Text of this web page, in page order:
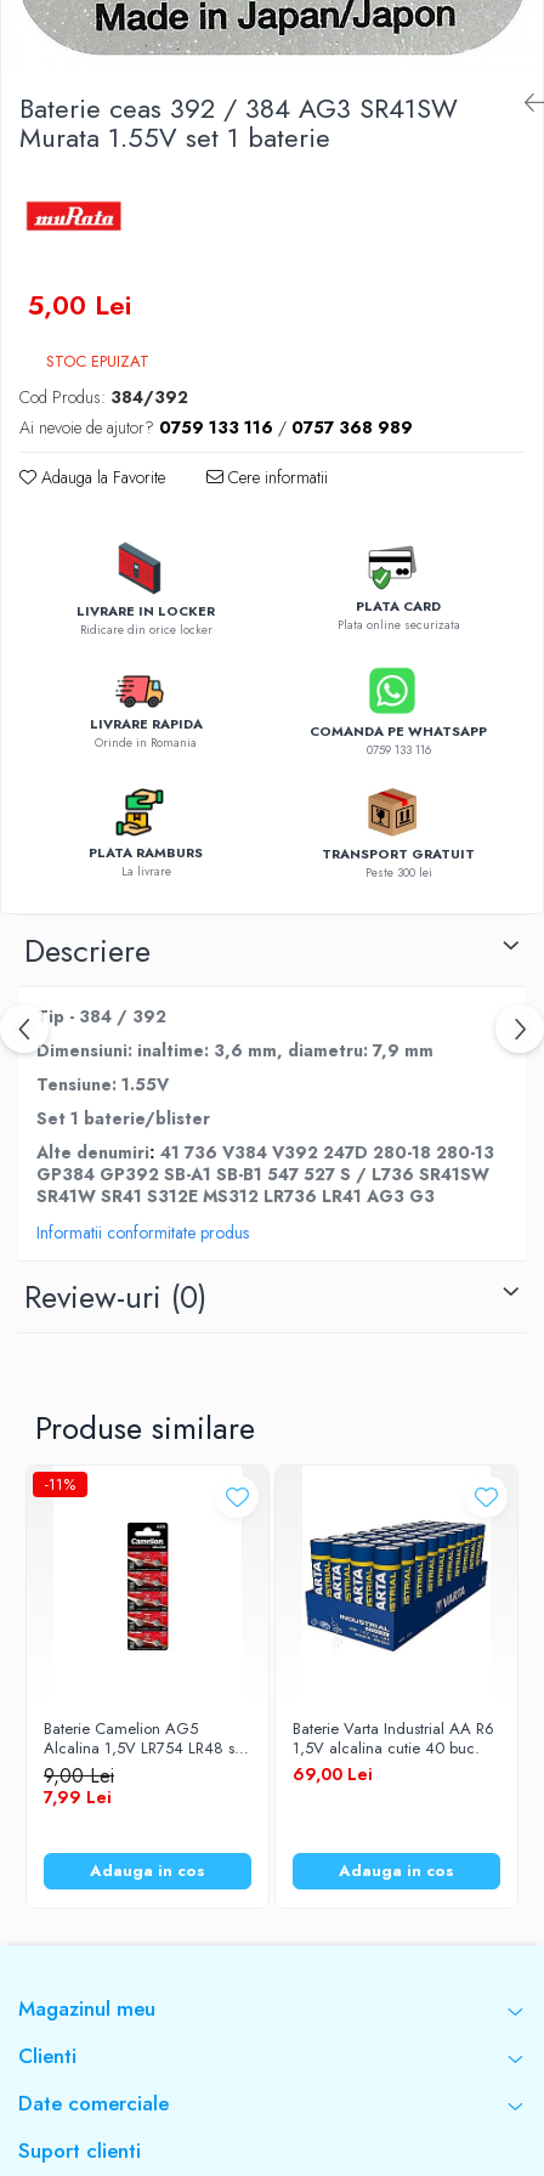
Becuri LED
Lanterne
Lampi
Convertoare tensiune
Stabilizatoare tensiune
Ventilatoare
Diverse gadgeturi
Cablu coaxial
Periferice PC
Redresoare
Diverse accesorii auto
Carcase protectie NOCO BOOST
Invertoare Auto
Aparate de spalat cu presiune
Baterii Zinc-Aer
Baterie ceas 392 / 384 AG3 SR41SW
Murata 1.55V set 1 baterie
5,00 Lei
STOC EPUIZAT
Cod Produs: 384/392
Ai nevoie de ajutor? 0759 133 116 / 0757 368 989
Adauga la Favorite Cere informatii
LIVRARE IN LOCKER
Ridicare din orice locker
PLATA CARD
Plata online securizata
LIVRARE RAPIDA
Orinde in Romania
COMANDA PE WHATSAPP
0759 133 116
PLATA RAMBURS
La livrare
TRANSPORT GRATUIT
Peste 300 lei
Descriere
Tip - 384 / 392
Dimensiuni: inaltime: 3,6 mm, diametru: 7,9 mm
Tensiune: 1.55V
Set 1 baterie/blister
Alte denumiri: 41 736 V384 V392 247D 280-18 280-13
GP384 GP392 SB-A1 SB-B1 547 527 S / L736 SR41SW
SR41W SR41 S312E MS312 LR736 LR41 AG3 G3
Informatii conformitate produs
Review-uri (0)
Produse similare
-11%
Baterie Camelion AG5
Alcalina 1,5V LR754 LR48 set
10 buc
9,00 Lei
7,99 Lei
Adauga in cos
Baterie Varta Industrial AA R6
1,5V alcalina cutie 40 buc.
69,00 Lei
Adauga in cos
Magazinul meu
Clienti
Date comerciale
Suport clienti